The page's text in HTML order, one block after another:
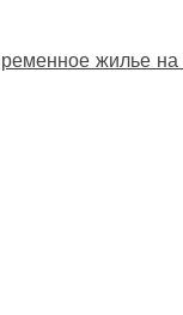
жилье на